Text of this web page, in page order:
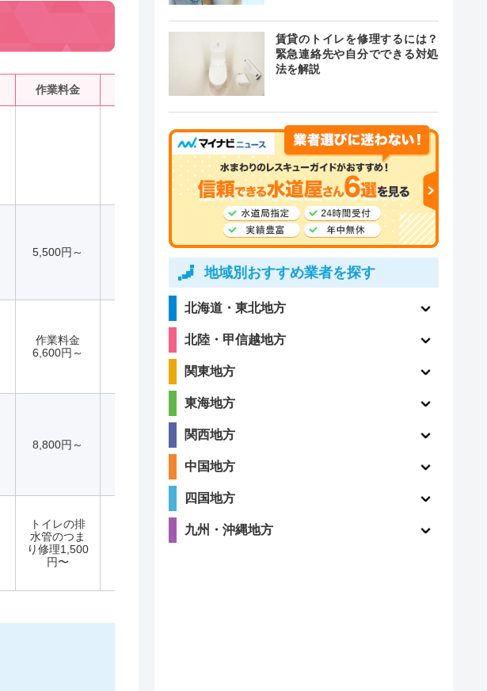
作業料金 クチコミ
2.4
（5件）
5,500円～ ー
作業料金
6,600円～
ー
8,800円～
4.2
（838件）
トイレの排
水管のつま
り修理1,500
円〜
賃貸のトイレを修理するには？
緊急連絡先や自分でできる対処
法を解説
地域別おすすめ業者を探す
北海道・東北地方
北陸・甲信越地方
関東地方
東海地方
関西地方
中国地方
四国地方
九州・沖縄地方